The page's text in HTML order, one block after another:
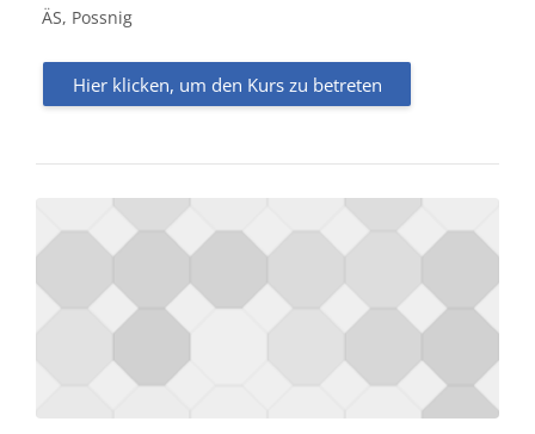
ÄS, Possnig
Hier klicken, um den Kurs zu betreten